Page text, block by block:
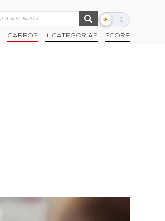
☀ ☾
Alternar
escuro
CARROS + CATEGORIAS SCORE